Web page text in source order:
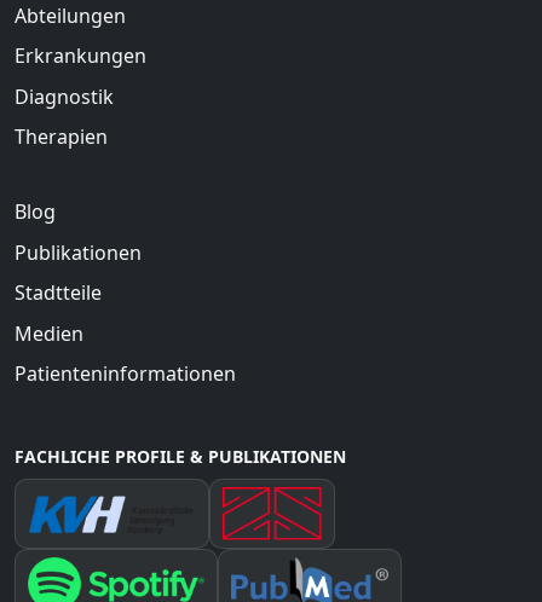
Abteilungen
Erkrankungen
Diagnostik
Therapien
Blog
Publikationen
Stadtteile
Medien
Patienteninformationen
FACHLICHE PROFILE & PUBLIKATIONEN